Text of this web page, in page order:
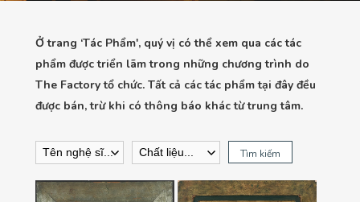
Ở trang ‘Tác Phẩm', quý vị có thể xem qua các tác
phẩm được triển lãm trong những chương trình do
The Factory tổ chức. Tất cả các tác phẩm tại đây đều
được bán, trừ khi có thông báo khác từ trung tâm.
Tìm kiếm